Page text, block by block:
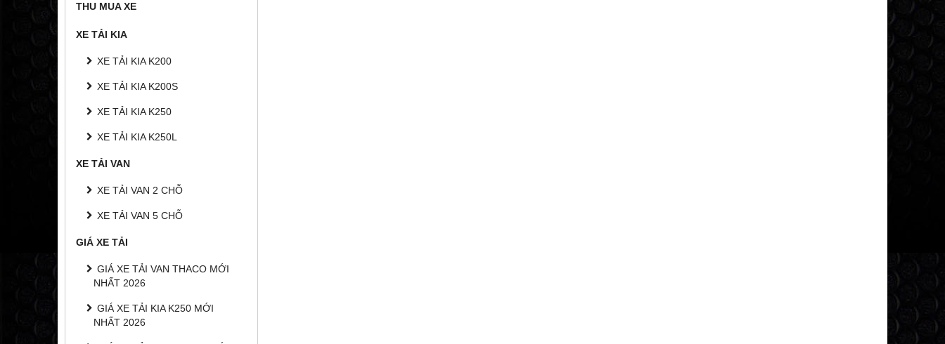
THU MUA XE
XE TẢI KIA
XE TẢI KIA K200
XE TẢI KIA K200S
XE TẢI KIA K250
XE TẢI KIA K250L
XE TẢI VAN
XE TẢI VAN 2 CHỖ
XE TẢI VAN 5 CHỖ
GIÁ XE TẢI
GIÁ XE TẢI VAN THACO MỚI
NHẤT 2026
GIÁ XE TẢI KIA K250 MỚI
NHẤT 2026